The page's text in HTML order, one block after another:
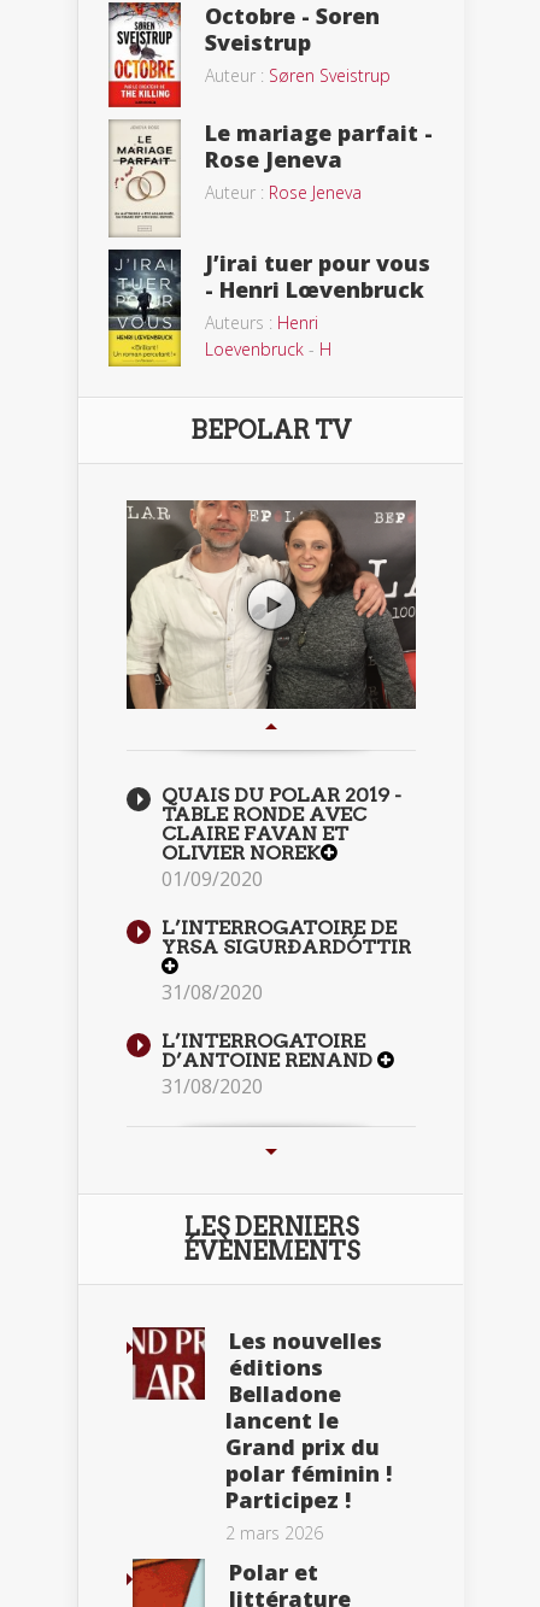
Octobre - Soren
Sveistrup
Auteur : Søren Sveistrup
Le mariage parfait -
Rose Jeneva
Auteur : Rose Jeneva
J’irai tuer pour vous
- Henri Lœvenbruck
Auteurs : Henri
Loevenbruck - H
BEPOLAR TV
QUAIS DU POLAR 2019 -
TABLE RONDE AVEC
CLAIRE FAVAN ET
OLIVIER NOREK
01/09/2020
L’INTERROGATOIRE DE
YRSA SIGURÐARDÓTTIR
31/08/2020
L’INTERROGATOIRE
D’ANTOINE RENAND
31/08/2020
LES DERNIERS
ÉVÈNEMENTS
Les nouvelles
éditions
Belladone
lancent le
Grand prix du
polar féminin !
Participez !
2 mars 2026
Polar et
littérature